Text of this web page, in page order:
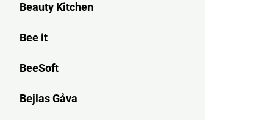
Beauty Kitchen
Bee it
BeeSoft
Bejlas Gåva